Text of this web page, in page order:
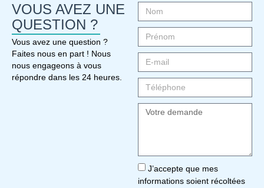
VOUS AVEZ UNE
QUESTION ?
Vous avez une question ?
Faites nous en part ! Nous
nous engageons à vous
répondre dans les 24 heures.
J’accepte que mes
informations soient récoltées